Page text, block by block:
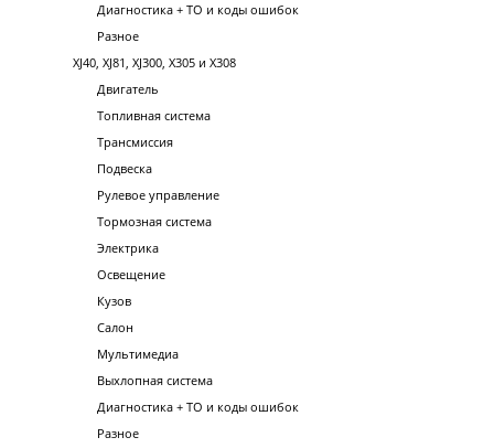
Диагностика + ТО и коды ошибок
Разное
XJ40, XJ81, XJ300, X305 и X308
Двигатель
Топливная система
Трансмиссия
Подвеска
Рулевое управление
Тормозная система
Электрика
Освещение
Кузов
Салон
Мультимедиа
Выхлопная система
Диагностика + ТО и коды ошибок
Разное